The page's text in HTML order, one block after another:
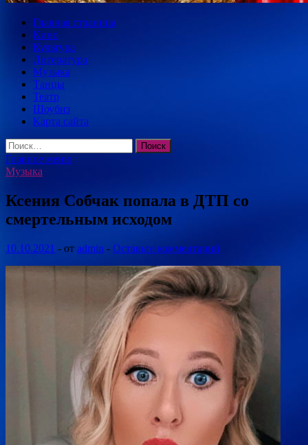
Главная страница
Кино
Культура
Литература
Музыка
Танцы
Театр
Шоубиз
Карта сайта
Найти:
Главное меню
Музыка
Ксения Собчак попала в ДТП со
смертельным исходом
10.10.2021 - от admin - Оставьте комментарий